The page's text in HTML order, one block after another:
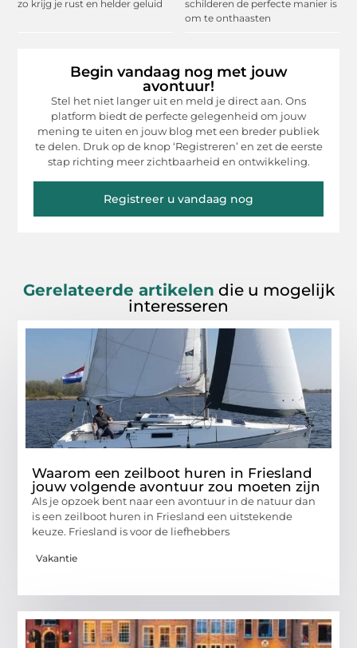
zo krijg je rust en helder geluid
schilderen de perfecte manier is
om te onthaasten
Begin vandaag nog met jouw
avontuur!
Stel het niet langer uit en meld je direct aan. Ons
platform biedt de perfecte gelegenheid om jouw
mening te uiten en jouw blog met een breder publiek
te delen. Druk op de knop ‘Registreren’ en zet de eerste
stap richting meer zichtbaarheid en ontwikkeling.
Registreer u vandaag nog
Gerelateerde artikelen die u mogelijk
interesseren
Waarom een zeilboot huren in Friesland
jouw volgende avontuur zou moeten zijn
Als je opzoek bent naar een avontuur in de natuur dan
is een zeilboot huren in Friesland een uitstekende
keuze. Friesland is voor de liefhebbers
Vakantie